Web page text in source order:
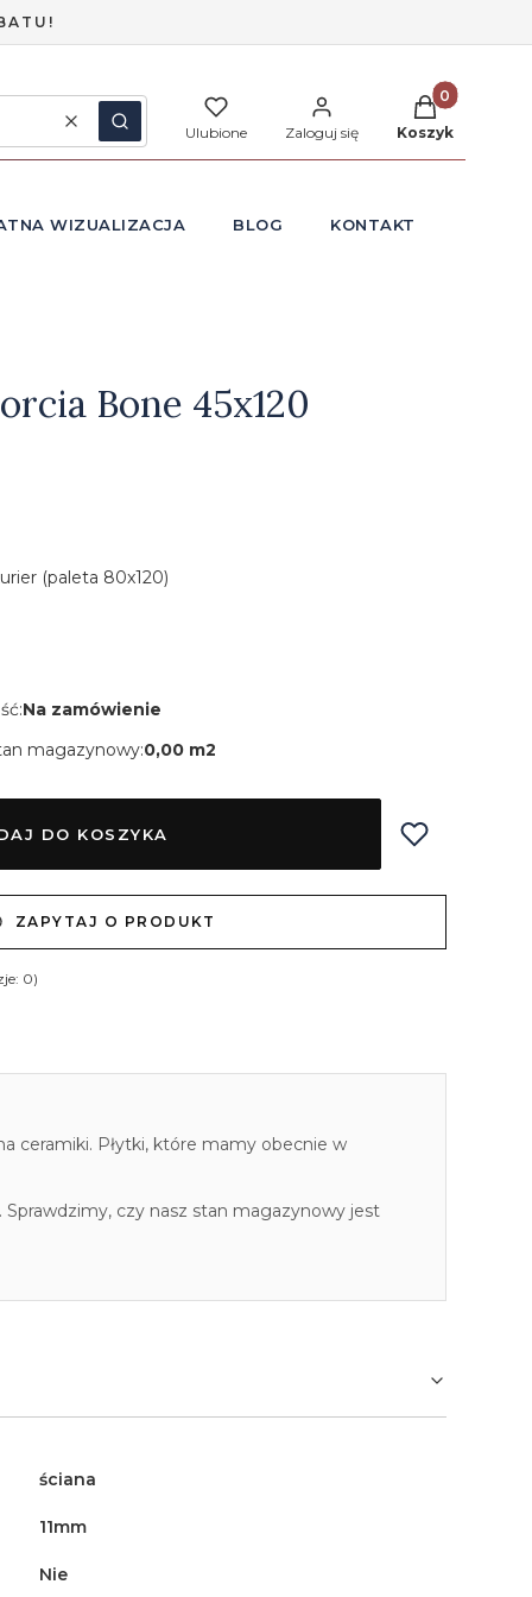
WyczyśćSzukaj Ulubione Zaloguj się
Produkty w
Koszyk
WIZUALIZACJA BLOG KONTAKT
Bone 45x120
(paleta 80x120)
Na zamówienie
magazynowy:0,00 m2
DO KOSZYKA
ZAPYTAJ O PRODUKT
0)
ceramiki. Płytki, które mamy obecnie w
. Sprawdzimy, czy nasz stan magazynowy jest
ściana
11mm
Nie